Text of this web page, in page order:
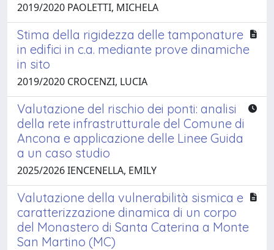
2019/2020 PAOLETTI, MICHELA
Stima della rigidezza delle tamponature
in edifici in c.a. mediante prove dinamiche
in sito
2019/2020 CROCENZI, LUCIA
Valutazione del rischio dei ponti: analisi
della rete infrastrutturale del Comune di
Ancona e applicazione delle Linee Guida
a un caso studio
2025/2026 IENCENELLA, EMILY
Valutazione della vulnerabilità sismica e
caratterizzazione dinamica di un corpo
del Monastero di Santa Caterina a Monte
San Martino (MC)